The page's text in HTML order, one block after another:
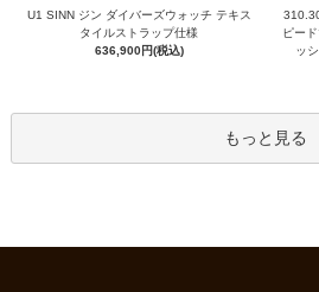
U1 SINN ジン ダイバーズウォッチ テキス
タイルストラップ仕様
636,900円(税込)
ピー
ッ
もっと見る